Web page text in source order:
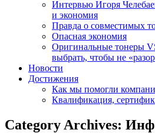
Интервью Игоря
и экономия
Правда о совместимых
Опасная экономия
Оригинальные тонеры
выбрать, чтобы не
Новости
Достижения
Как мы помогли
Квалификация,
Category Archives: